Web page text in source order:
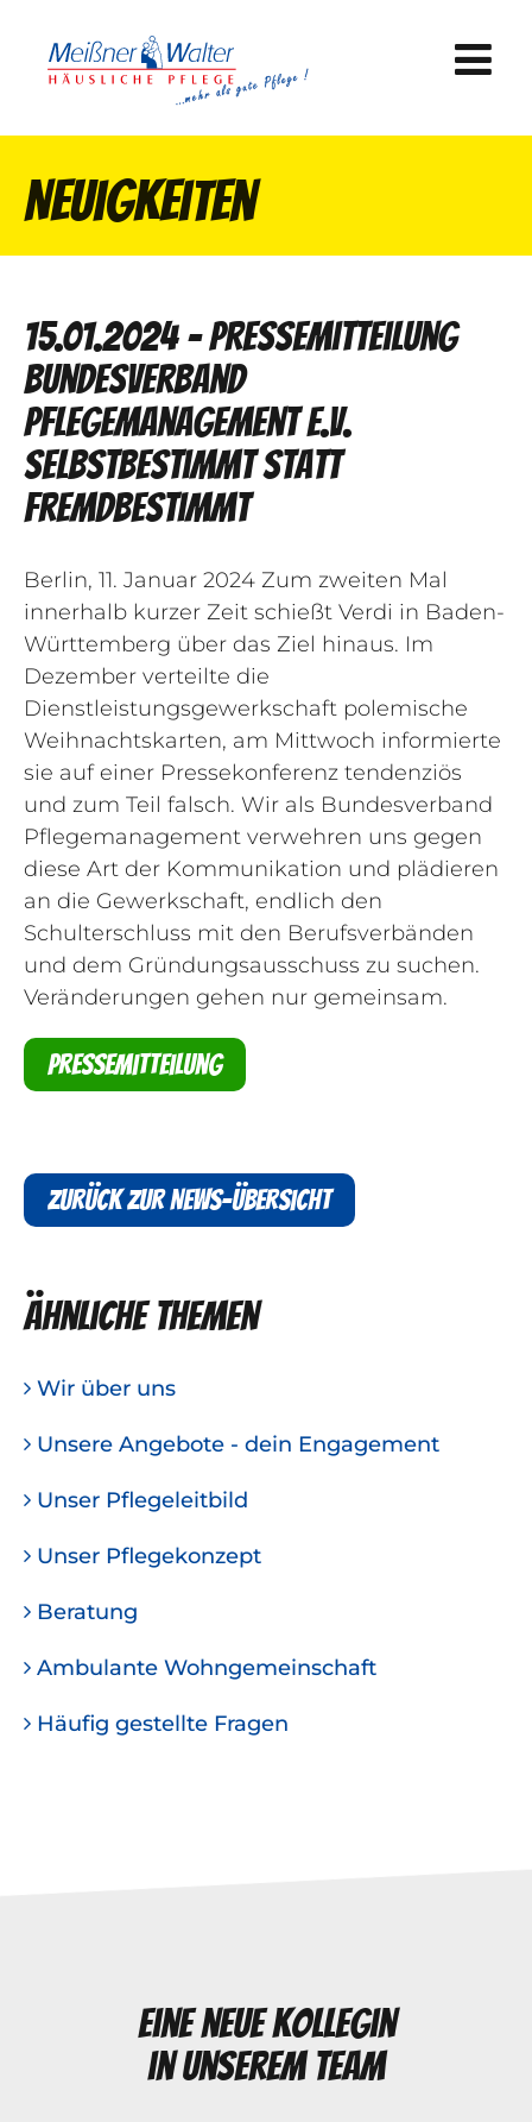
Neuigkeiten
15.01.2024 - Pressemitteilung
Bundesverband
Pflegemanagement e.V.
Selbstbestimmt statt
Fremdbestimmt
Berlin, 11. Januar 2024 Zum zweiten Mal
innerhalb kurzer Zeit schießt Verdi in Baden-
Württemberg über das Ziel hinaus. Im
Dezember verteilte die
Dienstleistungsgewerkschaft polemische
Weihnachtskarten, am Mittwoch informierte
sie auf einer Pressekonferenz tendenziös
und zum Teil falsch. Wir als Bundesverband
Pflegemanagement verwehren uns gegen
diese Art der Kommunikation und plädieren
an die Gewerkschaft, endlich den
Schulterschluss mit den Berufsverbänden
und dem Gründungsausschuss zu suchen.
Veränderungen gehen nur gemeinsam.
Pressemitteilung
Zurück zur News-Übersicht
Ähnliche Themen
Wir über uns
Unsere Angebote - dein Engagement
Unser Pflegeleitbild
Unser Pflegekonzept
Beratung
Ambulante Wohngemeinschaft
Häufig gestellte Fragen
Eine neue Kollegin
in unserem Team